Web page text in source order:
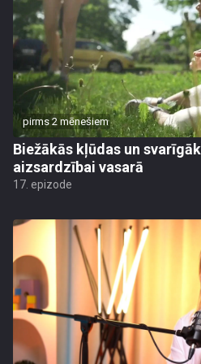
pirms 2 mēnešiem
Biežākās kļūdas un
aizsardzībai vasarā
17. epizode